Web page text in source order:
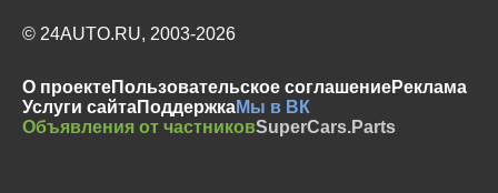
© 24AUTO.RU, 2003-2026
О проектеПользовательское соглашениеРеклама
Услуги сайтаПоддержкаМы в ВК
Объявления от частниковSuperCars.Parts